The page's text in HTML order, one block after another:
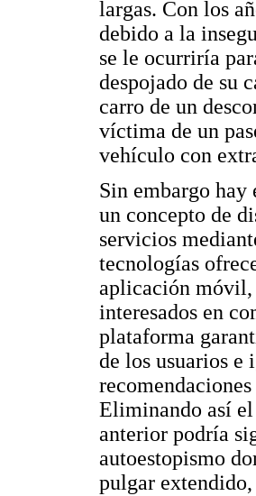
largas. Con los
debido a la
se le ocurriría
despojado de su
carro de un
víctima de un
vehículo con
Sin embargo hay
un concepto de
servicios
tecnologías
aplicación móvil,
interesados en
plataforma
de los usuarios e
Eliminando así
anterior podría
autoestopismo
pulgar